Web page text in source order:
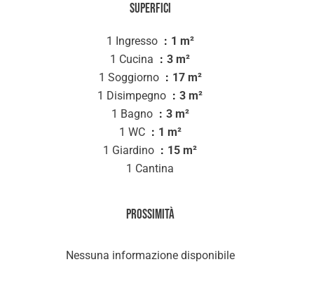
Superfici
1 Ingresso
1 m²
1 Cucina
3 m²
1 Soggiorno
17 m²
1 Disimpegno
3 m²
1 Bagno
3 m²
1 WC
1 m²
1 Giardino
15 m²
1 Cantina
Prossimità
Nessuna informazione disponibile